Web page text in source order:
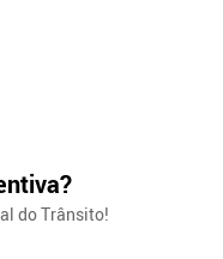
do Trânsito!